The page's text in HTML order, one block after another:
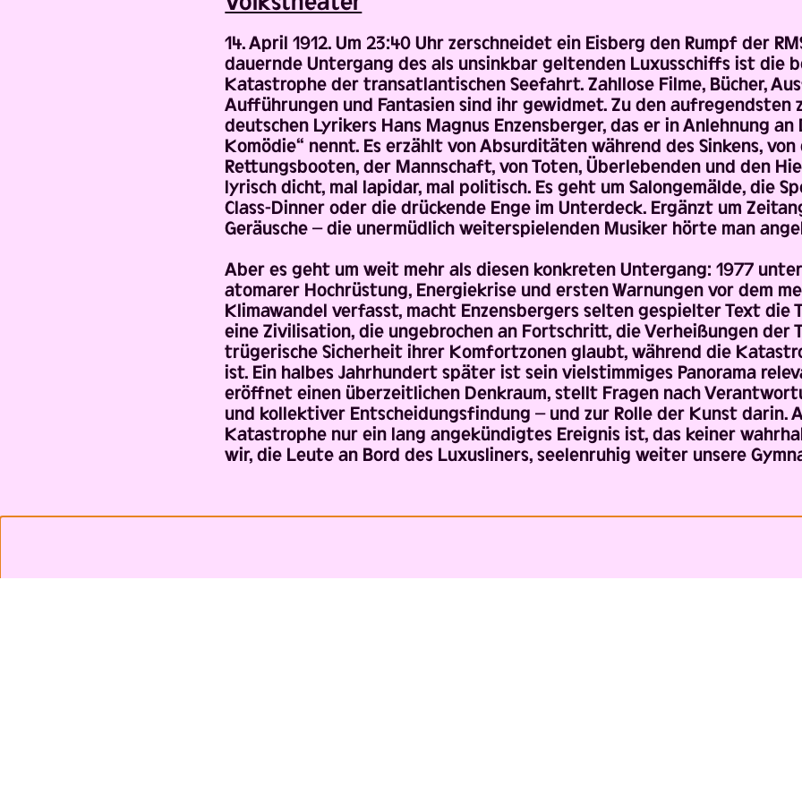
14. April 1912. Um 23:40 Uhr zerschneidet ein Eisberg den Rumpf der
dauernde Untergang des als unsinkbar geltenden Luxusschiffs ist die
Katastrophe der transatlantischen Seefahrt. Zahllose Filme, Bücher,
Aufführungen und Fantasien sind ihr gewidmet. Zu den aufregendsten
deutschen Lyrikers Hans Magnus Enzensberger, das er in Anlehnung an
Komödie“ nennt. Es erzählt von Absurditäten während des Sinkens,
Rettungsbooten, der Mannschaft, von Toten, Überlebenden und den
lyrisch dicht, mal lapidar, mal politisch. Es geht um Salongemälde, die
Class-Dinner oder die drückende Enge im Unterdeck. Ergänzt um
Geräusche – die unermüdlich weiterspielenden Musiker hörte man
Aber es geht um weit mehr als diesen konkreten Untergang: 1977
atomarer Hochrüstung, Energiekrise und ersten Warnungen vor dem
Klimawandel verfasst, macht Enzensbergers selten gespielter Text die
eine Zivilisation, die ungebrochen an Fortschritt, die Verheißungen der
trügerische Sicherheit ihrer Komfortzonen glaubt, während die
ist. Ein halbes Jahrhundert später ist sein vielstimmiges Panorama
eröffnet einen überzeitlichen Denkraum, stellt Fragen nach
und kollektiver Entscheidungsfindung – und zur Rolle der Kunst darin.
Katastrophe nur ein lang angekündigtes Ereignis ist, das keiner
wir, die Leute an Bord des Luxusliners, seelenruhig weiter unsere
TEAM